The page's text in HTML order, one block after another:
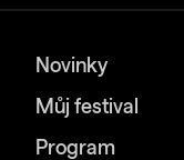
Novinky
Můj festival
Program